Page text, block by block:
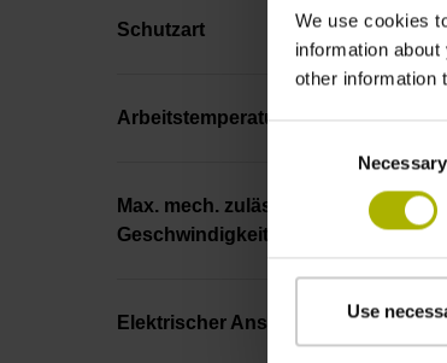
We use cookies
information
other information
Necessary
Use
Schutzart
Arbeitstemperatur
Max. mech. zulässige
Geschwindigkeit/Drehzahl
Elektrischer Anschluss